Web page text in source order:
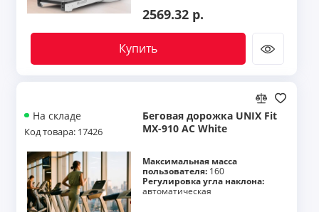
2569.32 р.
Купить
На складе
Код товара: 17426
Беговая дорожка UNIX Fit
MX-910 AC White
Максимальная масса
пользователя: 160
Регулировка угла наклона:
автоматическая